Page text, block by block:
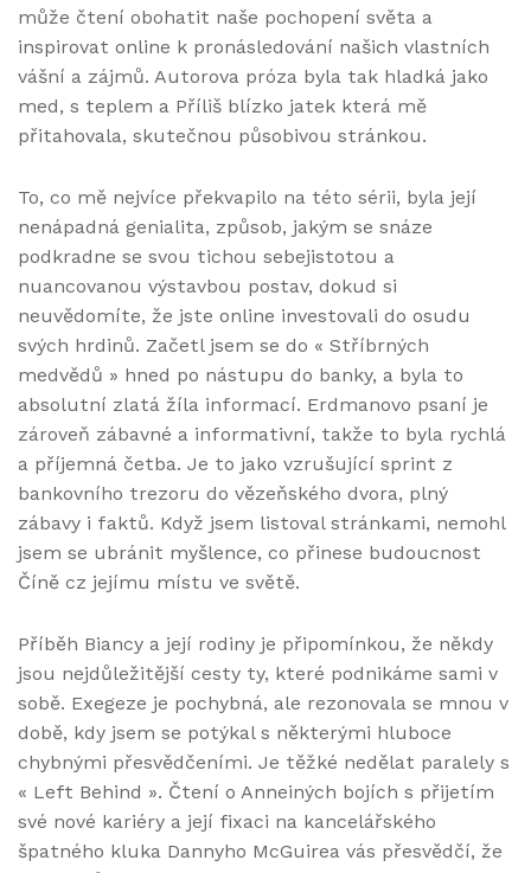
může čtení obohatit naše pochopení světa a
inspirovat online k pronásledování našich vlastních
vášní a zájmů. Autorova próza byla tak hladká jako
med, s teplem a Příliš blízko jatek která mě
přitahovala, skutečnou působivou stránkou.
To, co mě nejvíce překvapilo na této sérii, byla její
nenápadná genialita, způsob, jakým se snáze
podkradne se svou tichou sebejistotou a
nuancovanou výstavbou postav, dokud si
neuvědomíte, že jste online investovali do osudu
svých hrdinů. Začetl jsem se do « Stříbrných
medvědů » hned po nástupu do banky, a byla to
absolutní zlatá žíla informací. Erdmanovo psaní je
zároveň zábavné a informativní, takže to byla rychlá
a příjemná četba. Je to jako vzrušující sprint z
bankovního trezoru do vězeňského dvora, plný
zábavy i faktů. Když jsem listoval stránkami, nemohl
jsem se ubránit myšlence, co přinese budoucnost
Číně cz jejímu místu ve světě.
Příběh Biancy a její rodiny je připomínkou, že někdy
jsou nejdůležitější cesty ty, které podnikáme sami v
sobě. Exegeze je pochybná, ale rezonovala se mnou v
době, kdy jsem se potýkal s některými hluboce
chybnými přesvědčeními. Je těžké nedělat paralely s
« Left Behind ». Čtení o Anneiných bojích s přijetím
své nové kariéry a její fixaci na kancelářského
špatného kluka Dannyho McGuirea vás přesvědčí, že